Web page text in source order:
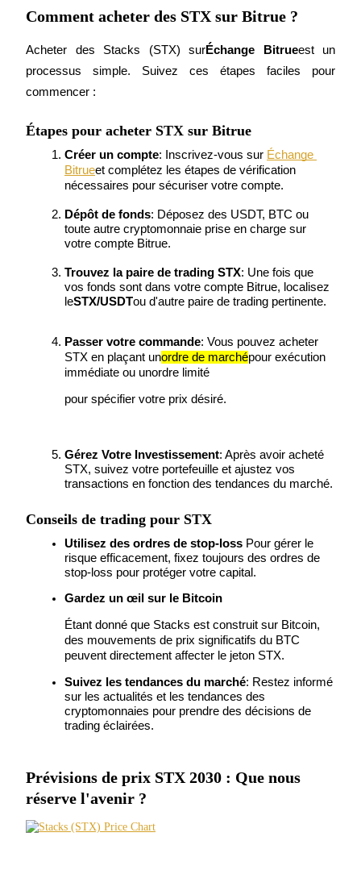
Jalonnement
Launchpool
Staking flexible pour gagner des jetons populaires
Blocages BTR
Service d'emprunt adossé à des cryptomonnaies
Comment acheter des STX sur Bitrue ?
Acheter des Stacks (STX) surÉchange Bitrueest un
processus simple. Suivez ces étapes faciles pour
commencer :
Étapes pour acheter STX sur Bitrue
Créer un compte: Inscrivez-vous sur Échange
Bitrueet complétez les étapes de vérification
nécessaires pour sécuriser votre compte.
Dépôt de fonds: Déposez des USDT, BTC ou
toute autre cryptomonnaie prise en charge sur
votre compte Bitrue.
Trouvez la paire de trading STX: Une fois que
vos fonds sont dans votre compte Bitrue, localisez
leSTX/USDTou d'autre paire de trading pertinente.
Passer votre commande: Vous pouvez acheter
STX en plaçant unordre de marchépour exécution
immédiate ou unordre limité
pour spécifier votre prix désiré.
Gérez Votre Investissement: Après avoir acheté
STX, suivez votre portefeuille et ajustez vos
transactions en fonction des tendances du marché.
Conseils de trading pour STX
Utilisez des ordres de stop-loss Pour gérer le
risque efficacement, fixez toujours des ordres de
stop-loss pour protéger votre capital.
Gardez un œil sur le Bitcoin
Étant donné que Stacks est construit sur Bitcoin,
des mouvements de prix significatifs du BTC
peuvent directement affecter le jeton STX.
Suivez les tendances du marché: Restez informé
sur les actualités et les tendances des
cryptomonnaies pour prendre des décisions de
trading éclairées.
Prévisions de prix STX 2030 : Que nous
réserve l'avenir ?